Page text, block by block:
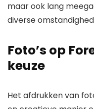
maar ook lang
diverse
Foto’s op
keuze
Het afdrukken van